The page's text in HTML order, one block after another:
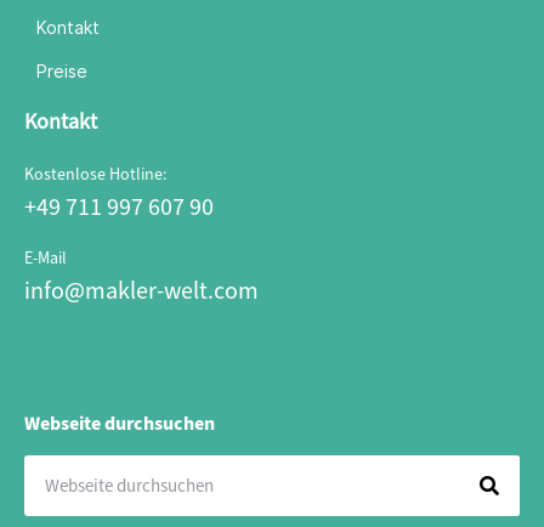
Kontakt
Preise
Kontakt
Kostenlose Hotline:
+49 711 997 607 90
E-Mail
info@makler-welt.com
Webseite durchsuchen